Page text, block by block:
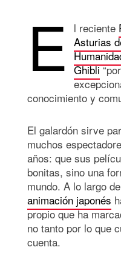
E l reciente
Asturias
Ghibli
conocimiento y
El galardón sirve
muchos
años: que sus
bonitas, sino una
mundo. A lo largo
animación japonés
propio que ha
no tanto por lo que
cuenta.